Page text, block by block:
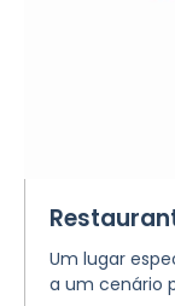
Um lugar
a um cenário